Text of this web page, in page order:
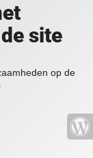
site
op de